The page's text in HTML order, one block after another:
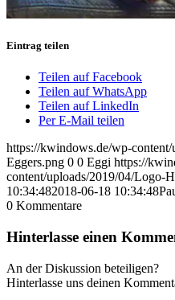
Eintrag teilen
Teilen auf Facebook
Teilen auf WhatsApp
Teilen auf LinkedIn
Per E-Mail teilen
https://kwindows.de/wp-
Eggers.png 0 0 Eggi https://
content/uploads/2019/04/Logo-
10:34:482018-06-18 10:34:48
0 Kommentare
Hinterlasse einen
An der Diskussion beteiligen?
Hinterlasse uns deinen